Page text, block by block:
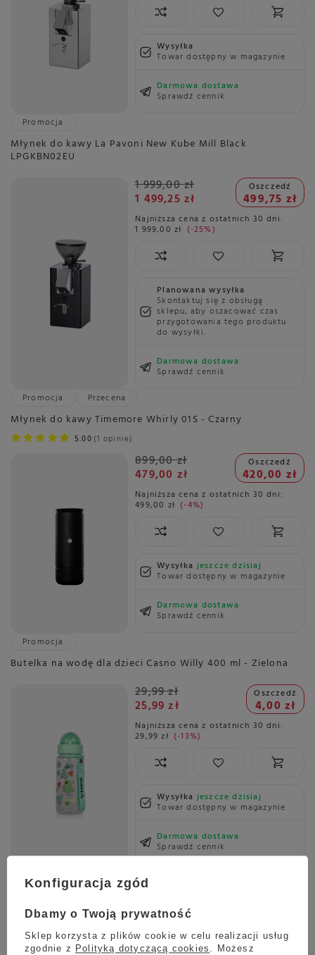
Wysyłka
Towar dostępny w magazynie
Darmowa dostawa
Sprawdź cennik
Promocja
Młynek do kawy La Pavoni New Kube Mill Black
LPGKBN02EU
1 999,00 zł
1 499,25 zł
Oszczedź
499,75 zł
Najniższa cena z ostatnich 30 dni:
1 999,00 zł -25%
Planowana wysyłka
Skontaktuj się z obsługą
sklepu, aby oszacować czas
przygotowania tego produktu
do wysyłki.
Darmowa dostawa
Sprawdź cennik
Promocja
Przecena
Młynek do kawy Timemore Whirly 01S - Czarny
5.00 1 opinie
899,00 zł
479,00 zł
Oszczedź
420,00 zł
Najniższa cena z ostatnich 30 dni:
499,00 zł -4%
Wysyłkajeszcze dzisiaj
Towar dostępny w magazynie
Darmowa dostawa
Sprawdź cennik
Promocja
Butelka na wodę dla dzieci Casno Willy 400 ml - Zielona
29,99 zł
25,99 zł
Oszczedź
4,00 zł
Najniższa cena z ostatnich 30 dni:
29,99 zł -13%
Wysyłkajeszcze dzisiaj
Towar dostępny w magazynie
Darmowa dostawa
Sprawdź cennik
Butelka na wodę dla dzieci Casno Willy 400 ml - Różowa
29,99 zł
25,99 zł 4,00 zł
Konfiguracja zgód
Dbamy o Twoją prywatność
Sklep korzysta z plików cookie w celu realizacji usług
zgodnie z Polityką dotyczącą cookies . Możesz